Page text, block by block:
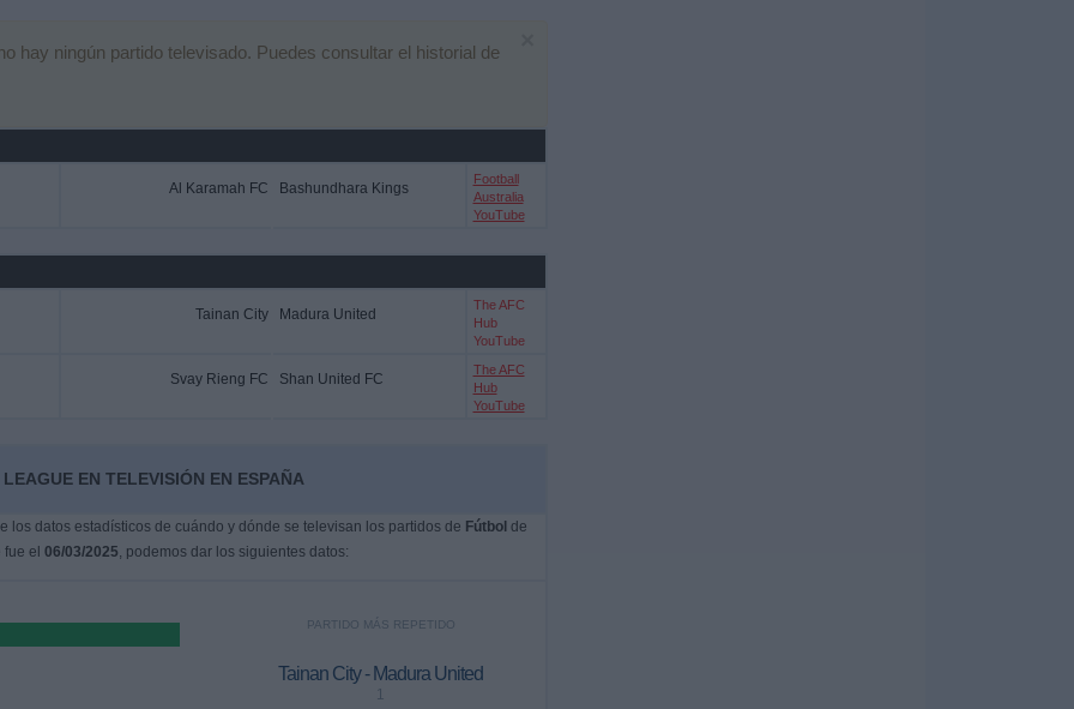
hay ningún partido televisado. Puedes consultar el historial de
Al Karamah FC Bashundhara Kings
Football
Australia
YouTube
Tainan City Madura United
The AFC
Hub
YouTube
Svay Rieng FC Shan United FC
The AFC
Hub
YouTube
EN TELEVISIÓN EN ESPAÑA
los datos estadísticos de cuándo y dónde se televisan los partidos de Fútbol de
el 06/03/2025, podemos dar los siguientes datos:
PARTIDO MÁS REPETIDO
Tainan City - Madura United
1